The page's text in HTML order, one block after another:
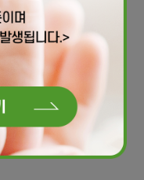
죠!
털!
요!